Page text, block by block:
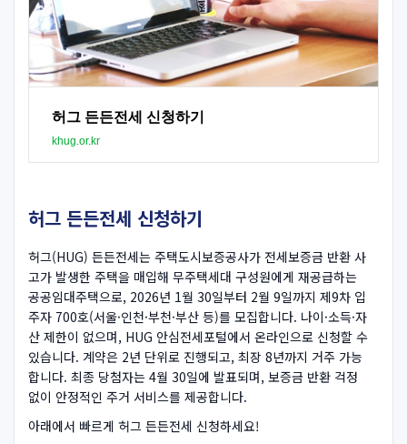
허그 든든전세 신청하기
khug.or.kr
허그 든든전세 신청하기
허그(HUG) 든든전세는 주택도시보증공사가 전세보증금 반환 사
고가 발생한 주택을 매입해 무주택세대 구성원에게 재공급하는
공공임대주택으로, 2026년 1월 30일부터 2월 9일까지 제9차 입
주자 700호(서울·인천·부천·부산 등)를 모집합니다. 나이·소득·자
산 제한이 없으며, HUG 안심전세포털에서 온라인으로 신청할 수
있습니다. 계약은 2년 단위로 진행되고, 최장 8년까지 거주 가능
합니다. 최종 당첨자는 4월 30일에 발표되며, 보증금 반환 걱정
없이 안정적인 주거 서비스를 제공합니다.
아래에서 빠르게 허그 든든전세 신청하세요!